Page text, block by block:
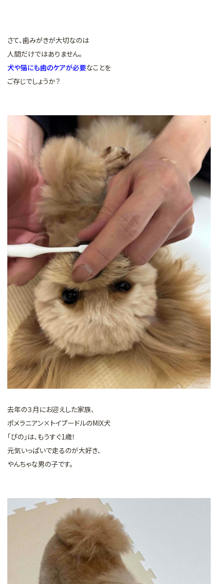
さて、歯みがきが大切なのは
人間だけではありません。
犬や猫にも歯のケアが必要なことを
ご存じでしょうか？
去年の３月にお迎えした家族、
ポメラニアン×トイプードルのMIX犬
「ぴの」は、もうすぐ1歳！
元気いっぱいで走るのが大好き、
やんちゃな男の子です。